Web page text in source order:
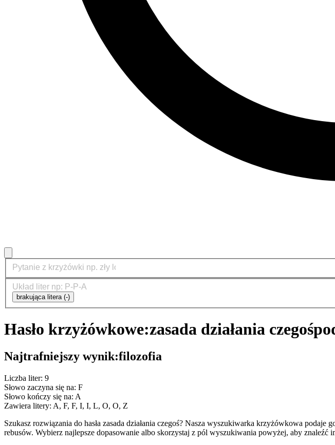
brakująca litera (-)
Hasło krzyżówkowe:zasada działania czegoś
Najtrafniejszy wynik:filozofia
Liczba liter: 9
Słowo zaczyna się na: F
Słowo kończy się na: A
Zawiera litery: A, F, F, I, I, L, O, O, Z
Szukasz rozwiązania do hasła zasada działania czegoś? Nasza wyszukiwarka krzyżówkowa
rebusów. Wybierz najlepsze dopasowanie albo skorzystaj z pól wyszukiwania powyżej, aby znaleźć